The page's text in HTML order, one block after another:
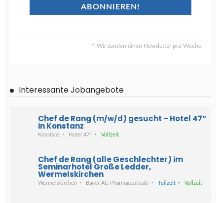
Wir senden einen Newsletter pro Woche
Interessante Jobangebote
Chef de Rang (m/w/d) gesucht – Hotel 47°
in Konstanz
Konstanz Hotel 47° Vollzeit
Chef de Rang (alle Geschlechter) im
Seminarhotel Große Ledder,
Wermelskirchen
Wermelskirchen Bayer AG Pharmaceuticals Teilzeit Vollzeit